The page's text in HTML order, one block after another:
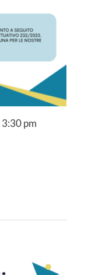
3:30 pm